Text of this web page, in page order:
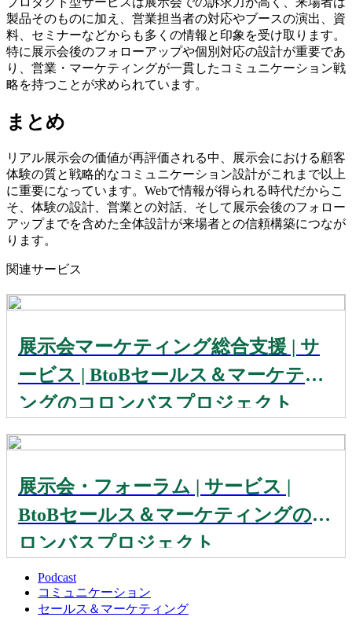
製品そのものに加え、営業担当者の対応やブースの演出、資
料、セミナーなどからも多くの情報と印象を受け取ります。
特に展示会後のフォローアップや個別対応の設計が重要であ
り、営業・マーケティングが一貫したコミュニケーション戦
略を持つことが求められています。
まとめ
リアル展示会の価値が再評価される中、展示会における顧客
体験の質と戦略的なコミュニケーション設計がこれまで以上
に重要になっています。Webで情報が得られる時代だからこ
そ、体験の設計、営業との対話、そして展示会後のフォロー
アップまでを含めた全体設計が来場者との信頼構築につなが
ります。
関連サービス
展示会マーケティング総合支援 | サ
ービス | BtoBセールス＆マーケティ
ングのコロンバスプロジェクト
展示会・フォーラム | サービス |
BtoBセールス＆マーケティングのコ
ロンバスプロジェクト
Podcast
コミュニケーション
セールス＆マーケティング